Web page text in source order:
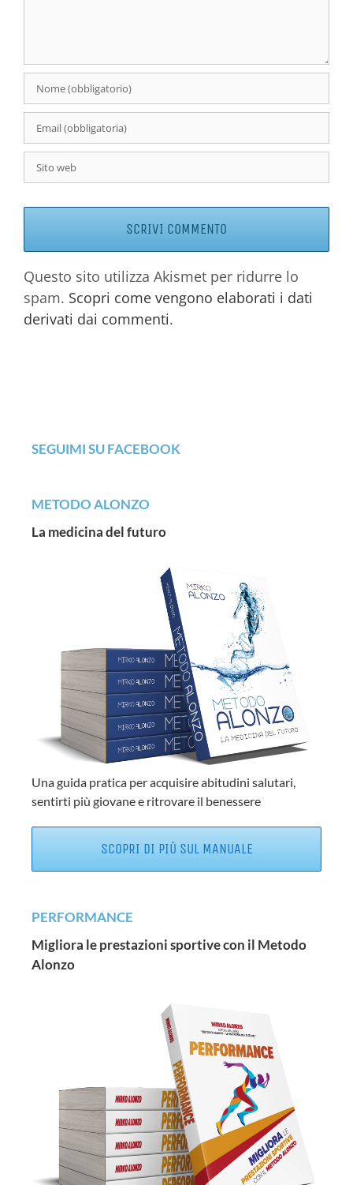
Questo sito utilizza Akismet per ridurre lo
spam. Scopri come vengono elaborati i dati
derivati dai commenti.
SEGUIMI SU FACEBOOK
METODO ALONZO
La medicina del futuro
Una guida pratica per acquisire abitudini salutari,
sentirti più giovane e ritrovare il benessere
SCOPRI DI PIÙ SUL MANUALE
PERFORMANCE
Migliora le prestazioni sportive con il Metodo
Alonzo